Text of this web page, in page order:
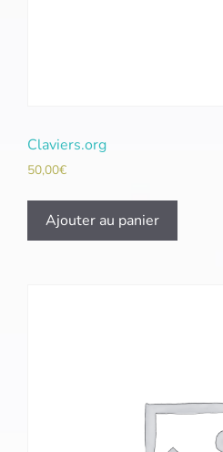
Claviers.org
50,00€
Ajouter au panier